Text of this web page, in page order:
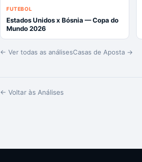
FUTEBOL
Estados Unidos x Bósnia — Copa do
Mundo 2026
← Ver todas as análisesCasas de Aposta →
← Voltar às Análises